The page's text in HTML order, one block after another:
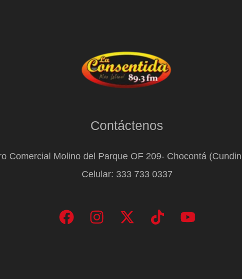
Contáctenos
Comercial Molino del Parque OF 209- Chocontá
Celular: 333 733 0337